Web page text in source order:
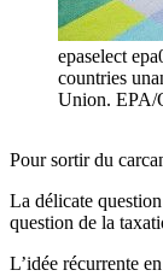
epaselect
countries
Union.
Pour sortir du
La délicate
question de la
L’idée récurrente